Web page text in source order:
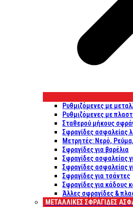
Ρυθμιζόμενες με
Ρυθμιζόμενες με
Σταθερού μήκους
Σφραγίδες ασφαλείας
Μετρητές: Νερό,
Σφραγίδες για βαρέλια
Σφραγίδες ασφαλείας
Σφραγίδες ασφαλείας
Σφραγίδες για τσάντες
Σφραγίδες για κάδους
Άλλες σφραγίδες &
ΜΕΤΑΛΛΙΚΕΣ ΣΦΡΑΓΙΔΕΣ